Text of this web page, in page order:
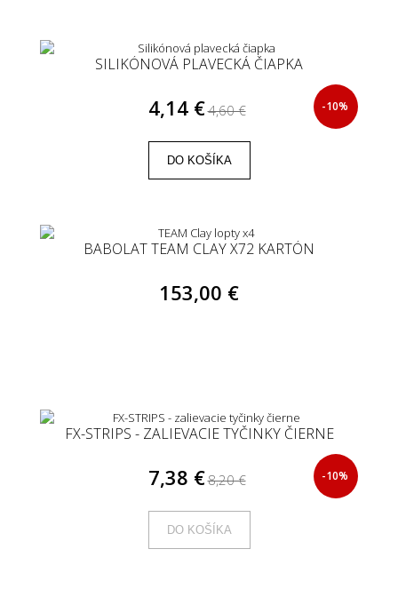
SILIKÓNOVÁ PLAVECKÁ ČIAPKA
4,14 €4,60 € -10%
DO KOŠÍKA
BABOLAT TEAM CLAY X72 KARTÓN
153,00 €
FX-STRIPS - ZALIEVACIE TYČINKY ČIERNE
7,38 €8,20 € -10%
DO KOŠÍKA